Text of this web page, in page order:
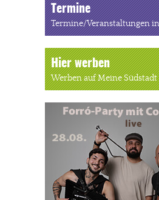
Termine
Termine/Veranstaltungen
Hier werben
Werben auf Meine Südstadt